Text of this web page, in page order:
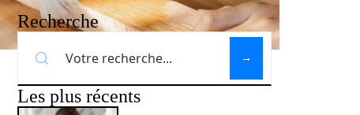
Recherche
Les plus récents